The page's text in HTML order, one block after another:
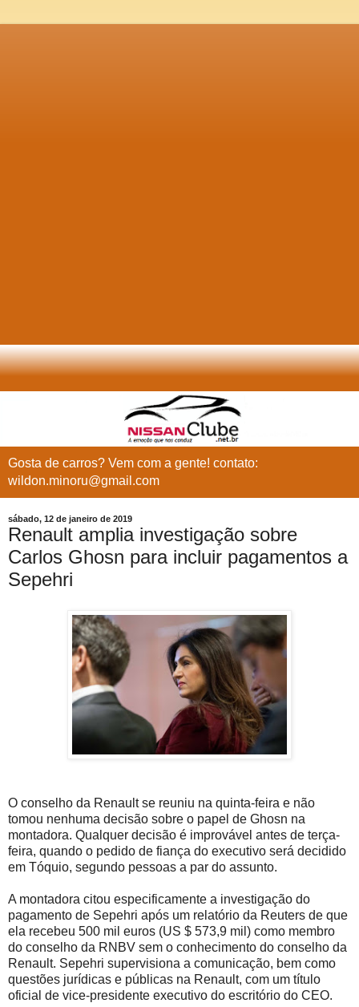
Gosta de carros? Vem com a gente! contato:
wildon.minoru@gmail.com
sábado, 12 de janeiro de 2019
Renault amplia investigação sobre
Carlos Ghosn para incluir pagamentos a
Sepehri
O conselho da Renault se reuniu na quinta-feira e não
tomou nenhuma decisão sobre o papel de Ghosn na
montadora. Qualquer decisão é improvável antes de terça-
feira, quando o pedido de fiança do executivo será decidido
em Tóquio, segundo pessoas a par do assunto.
A montadora citou especificamente a investigação do
pagamento de Sepehri após um relatório da Reuters de que
ela recebeu 500 mil euros (US $ 573,9 mil) como membro
do conselho da RNBV sem o conhecimento do conselho da
Renault. Sepehri supervisiona a comunicação, bem como
questões jurídicas e públicas na Renault, com um título
oficial de vice-presidente executivo do escritório do CEO.